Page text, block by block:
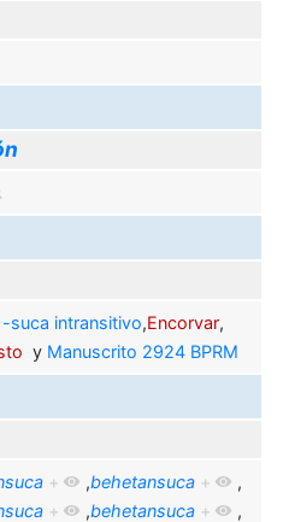
suca intransitivo,Encorvar,
y Manuscrito 2924 BPRM
+ ,behetansuca +
,
+ ,behetansuca +
,